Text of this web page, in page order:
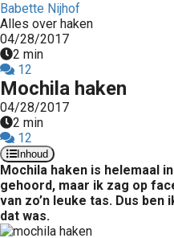
Babette Nijhof
Alles over haken
04/28/2017
2 min
12
Mochila haken
04/28/2017
2 min
12
Inhoud
Mochila haken is helemaal
gehoord, maar ik zag op
van zo’n leuke tas. Dus
dat was.